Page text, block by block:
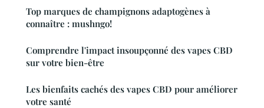
Top marques de champignons adaptogènes à
connaître : mushngo!
Comprendre l'impact insoupçonné des vapes CBD
sur votre bien-être
Les bienfaits cachés des vapes CBD pour améliorer
votre santé